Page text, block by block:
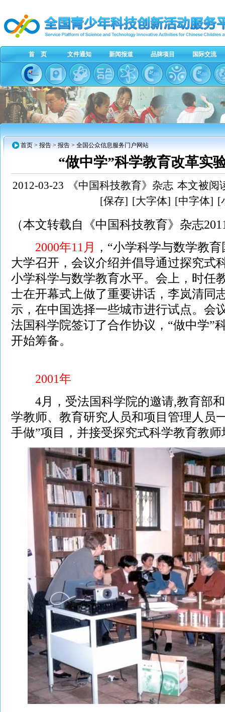
首 页 文件通知 新闻报道 品牌项目 国际交流
首页 > 报告 > 报告 > 全国公众信息服务门户网站
“做中学”科学教育改革实
2012-03-23 《中国科技教育》杂志 本文被阅
[保存] [大字体] [中字体] [
（本文转载自《中国科技教育》杂志
2000年11月
，“小学科学与数学教
大学召开，会议介绍并倡导通过探究式
小学科学与数学教育水平。会上，时任
士在开幕式上做了重要讲话，李岚清同
示，在中国选择一些城市进行试点。会
法国科学院签订了合作协议，“做中学”
开始筹备。
2001年
4月，受法国科学院的邀请,教育部和
学教师、教育研究人员和项目管理人员
手做”项目，并接受探究式科学教育教师